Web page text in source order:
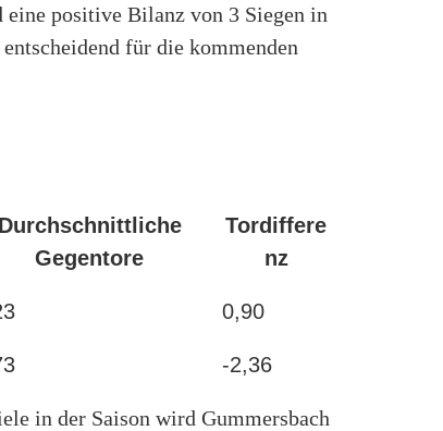
eine positive Bilanz von 3 Siegen in
für die kommenden
Durchschnittliche
Gegentore
Tordiffere
nz
0,90
-2,36
in der Saison wird Gummersbach